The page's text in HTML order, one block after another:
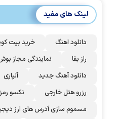
لینک های مفید
دانلود اهنگ خرید بیت
راز بقا
نمایندگی مجاز
دانلود آهنگ جدید
آلپاری
رزرو هتل خارجی
نکسو
مسموم سازی آدرس های ارز